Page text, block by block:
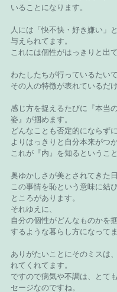
いることになります。
人には「快不快・好き嫌い」
与えられてます。
これには個性がはっきりと出
わたしたちが行っているたい
その人の特徴が表れているだけ
感じ方を捉えるたびに『本当
姿』が掴めます。
どんなことも否定的にならず
よりはっきりと自分本来がつか
これが『内』を知るということ
奥ゆかしさが美とされてきた
この事情を恥という意味に結
ところがあります。
それゆえに、
自分の個性がどんなものかを
するような暮らし方になってま
ありがたいことにそのミスは
れてくれてます。
ですので病気や不調は、とて
セージなのですね。